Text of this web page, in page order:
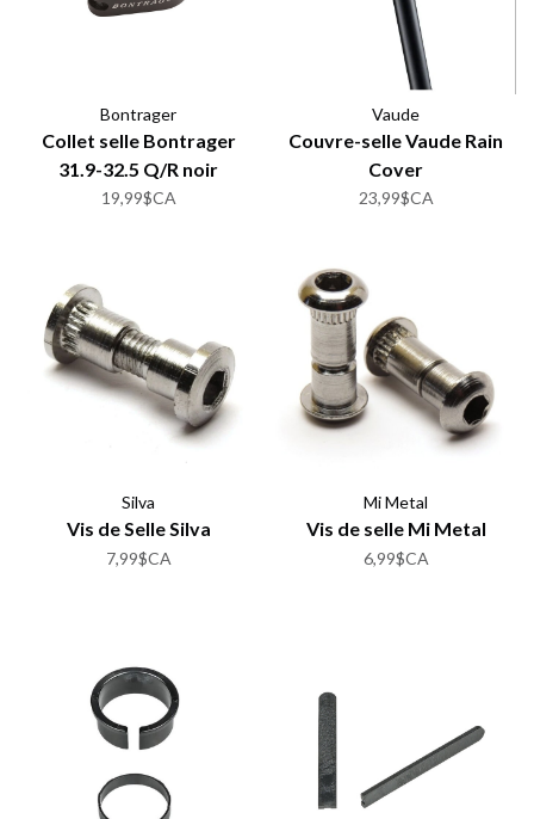
Bontrager
Collet selle Bontrager
31.9-32.5 Q/R noir
19,99$CA
Vaude
Couvre-selle Vaude Rain
Cover
23,99$CA
Silva
Vis de Selle Silva
7,99$CA
Mi Metal
Vis de selle Mi Metal
6,99$CA